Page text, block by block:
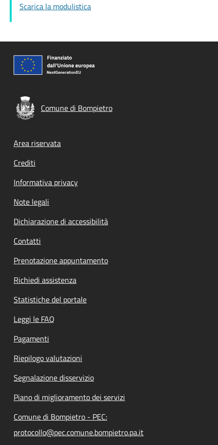
Scarica la modulistica
Comune di Bompietro
Footer menu
Area riservata
Crediti
Informativa privacy
Note legali
Dichiarazione di accessibilità
Contatti
Prenotazione appuntamento
Richiedi assistenza
Statistiche del portale
Leggi le FAQ
Pagamenti
Riepilogo valutazioni
Segnalazione disservizio
Piano di miglioramento dei servizi
Comune di Bompietro - PEC:
protocollo@pec.comune.bompietro.pa.it